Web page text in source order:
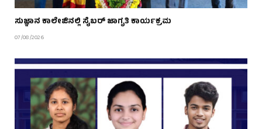
ಸುಜ್ಞಾನ ಕಾಲೇಜಿನಲ್ಲಿ ಸೈಬರ್ ಜಾಗೃತಿ ಕಾರ್ಯಕ್ರಮ
07/08/2026